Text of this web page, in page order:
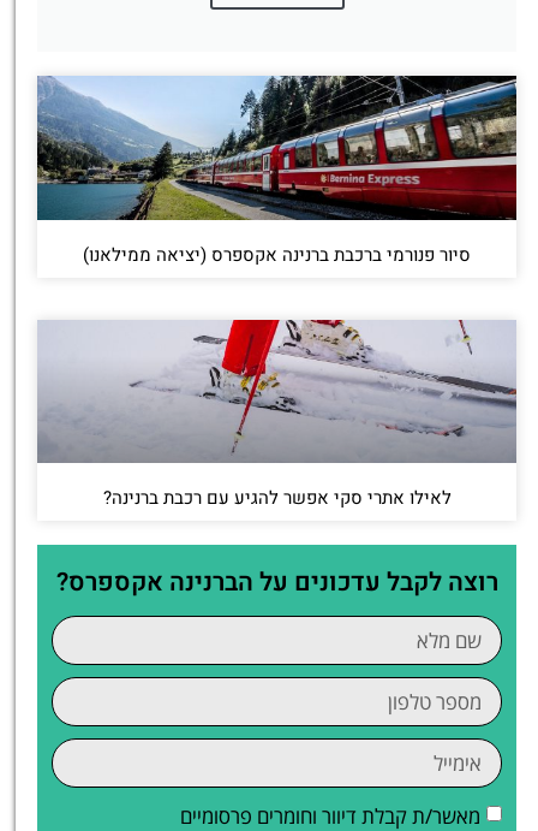
סיור פנורמי ברכבת ברנינה אקספרס (יציאה ממילאנו)
לאילו אתרי סקי אפשר להגיע עם רכבת ברנינה?
רוצה לקבל עדכונים על הברנינה אקספרס?
מאשר/ת קבלת דיוור וחומרים פרסומיים